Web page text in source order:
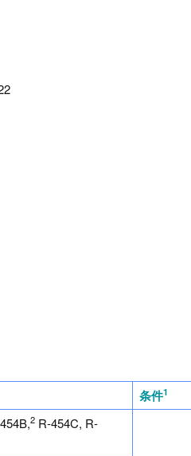
条件1
2 R-454C, R-